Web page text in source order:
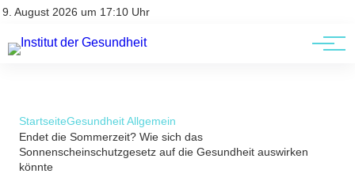
9. August 2026 um 17:10 Uhr
Kontakt
Kontakt
AGBs
StartseiteGesundheit Allgemein
Endet die Sommerzeit? Wie sich das
Sonnenscheinschutzgesetz auf die Gesundheit auswirken
könnte